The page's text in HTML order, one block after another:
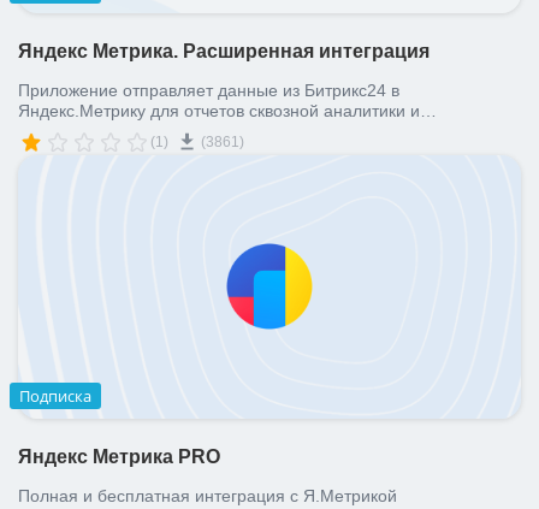
Яндекс Метрика. Расширенная интеграция
Приложение отправляет данные из Битрикс24 в
Яндекс.Метрику для отчетов сквозной аналитики и
оптимизации ваших РК в Директе
(1) (3861)
Подписка
Яндекс Метрика PRO
Полная и бесплатная интеграция с Я.Метрикой